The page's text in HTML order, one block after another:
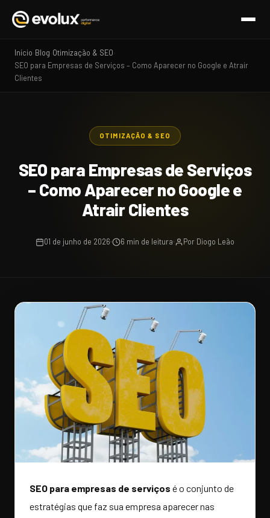
Início Blog Otimização & SEO
SEO para Empresas de Serviços – Como Aparecer no Google e Atrair
Clientes
OTIMIZAÇÃO & SEO
SEO para Empresas de Serviços
– Como Aparecer no Google e
Atrair Clientes
01 de junho de 2026 6 min de leitura Por Diogo Leão
SEO para empresas de serviços é o conjunto de
estratégias que faz sua empresa aparecer nas